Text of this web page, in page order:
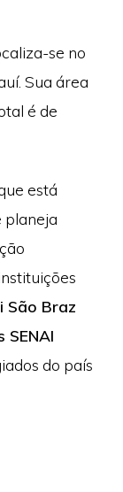
se no
Sua área
é de
está
planeja
São Braz
SENAI
do país